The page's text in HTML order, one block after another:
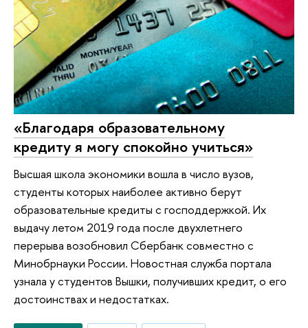
«Благодаря образовательному
кредиту я могу спокойно учиться»
Высшая школа экономики вошла в число вузов,
студенты которых наиболее активно берут
образовательные кредиты с господдержкой. Их
выдачу летом 2019 года после двухлетнего
перерыва возобновил Сбербанк совместно с
Минобрнауки России. Новостная служба портала
узнала у студентов Вышки, получивших кредит, о его
достоинствах и недостатках.